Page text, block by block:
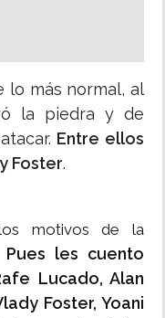
lo más normal, al
la piedra y de
Entre ellos
Foster.
motivos de la
Pues les cuento
Lucado, Alan
Foster, Yoani